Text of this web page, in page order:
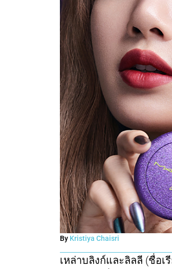
By Kristiya Chaisri
เหล่าบลิงก์และลิลลี (ชื่อ